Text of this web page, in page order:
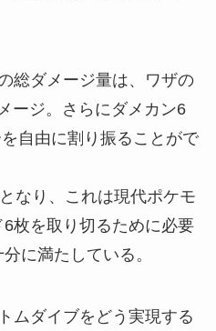
総ダメージ量は、ワザの
ージ。さらにダメカン6
自由に割り振ることがで
なり、これは現代ポケモ
枚を取り切るために必要
に満たしている。
ムダイブをどう実現する